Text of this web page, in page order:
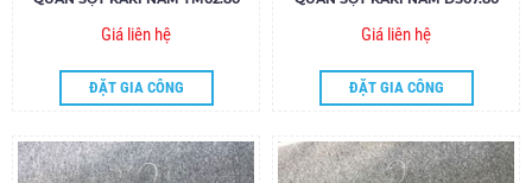
Giá liên hệ
ĐẶT GIA CÔNG
Giá liên hệ
ĐẶT GIA CÔNG